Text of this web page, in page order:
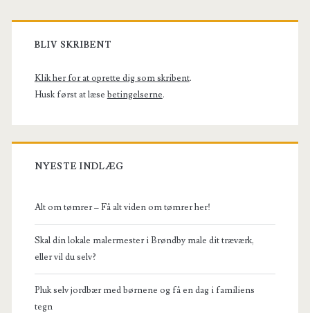
Primary
Sidebar
BLIV SKRIBENT
Klik her for at oprette dig som skribent.
Husk først at læse betingelserne.
NYESTE INDLÆG
Alt om tømrer – Få alt viden om tømrer her!
Skal din lokale malermester i Brøndby male dit træværk,
eller vil du selv?
Pluk selv jordbær med børnene og få en dag i familiens
tegn